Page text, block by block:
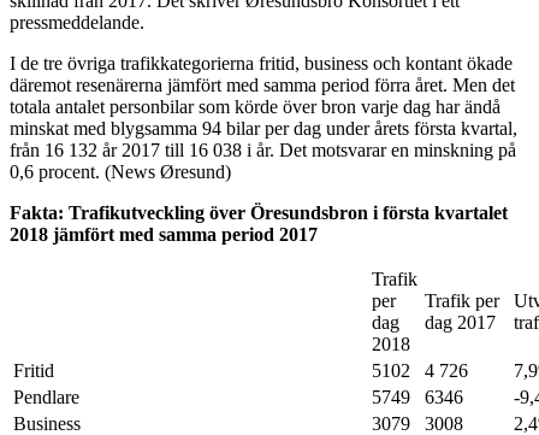
pressmeddelande.
I de tre övriga trafikkategorierna fritid, business och kontant ökade
däremot resenärerna jämfört med samma period förra året. Men det
totala antalet personbilar som körde över bron varje dag har ändå
minskat med blygsamma 94 bilar per dag under årets första kvartal,
från 16 132 år 2017 till 16 038 i år. Det motsvarar en minskning på
0,6 procent. (News Øresund)
Fakta: Trafikutveckling över Öresundsbron i första kvartalet
2018 jämfört med samma period 2017
Trafik
per
dag
2018
Trafik per
dag 2017
Fritid 5102 4 726
Pendlare
5749 6346
-
Business
3079 3008